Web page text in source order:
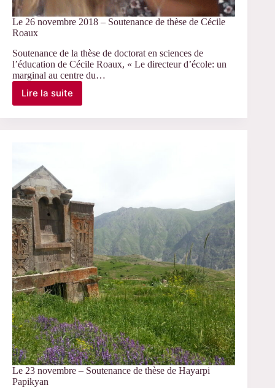
Le 26 novembre 2018 – Soutenance de thèse de Cécile
Roaux
Soutenance de la thèse de doctorat en sciences de
l’éducation de Cécile Roaux, « Le directeur d’école: un
marginal au centre du…
Lire la suite
Le
de
thèse
de
Cécile
Roaux
Le 23 novembre – Soutenance de thèse de Hayarpi
Papikyan